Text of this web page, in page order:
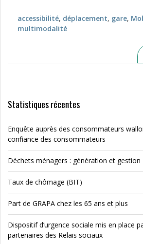
accessibilité, déplacement, gare,
multimodalité
Statistiques récentes
Enquête auprès des consommateurs
confiance des consommateurs
Déchets ménagers : génération et gestion
Taux de chômage (BIT)
Part de GRAPA chez les 65 ans et plus
Dispositif d’urgence sociale mis en place
partenaires des Relais sociaux